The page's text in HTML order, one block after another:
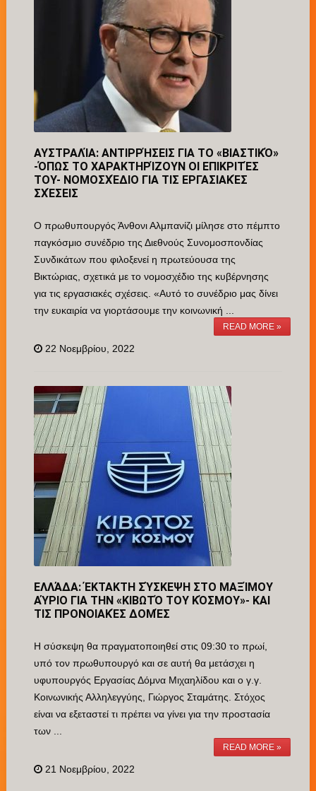
ΑΥΣΤΡΑΛΊΑ: ΑΝΤΙΡΡΉΣΕΙΣ ΓΙΑ ΤΟ «ΒΙΑΣΤΙΚΌ»
-ΌΠΩΣ ΤΟ ΧΑΡΑΚΤΗΡΊΖΟΥΝ ΟΙ ΕΠΙΚΡΙΤΈΣ
ΤΟΥ- ΝΟΜΟΣΧΈΔΙΟ ΓΙΑ ΤΙΣ ΕΡΓΑΣΙΑΚΈΣ
ΣΧΈΣΕΙΣ
Ο πρωθυπουργός Άνθονι Αλμπανίζι μίλησε στο πέμπτο
παγκόσμιο συνέδριο της Διεθνούς Συνομοσπονδίας
Συνδικάτων που φιλοξενεί η πρωτεύουσα της
Βικτώριας, σχετικά με το νομοσχέδιο της κυβέρνησης
για τις εργασιακές σχέσεις. «Αυτό το συνέδριο μας δίνει
την ευκαιρία να γιορτάσουμε την κοινωνική ...
READ MORE »
22 Νοεμβρίου, 2022
ΕΛΛΆΔΑ: ΈΚΤΑΚΤΗ ΣΎΣΚΕΨΗ ΣΤΟ ΜΑΞΊΜΟΥ
ΑΎΡΙΟ ΓΙΑ ΤΗΝ «ΚΙΒΩΤΌ ΤΟΥ ΚΌΣΜΟΥ»- ΚΑΙ
ΤΙΣ ΠΡΟΝΟΙΑΚΈΣ ΔΟΜΈΣ
Η σύσκεψη θα πραγματοποιηθεί στις 09:30 το πρωί,
υπό τον πρωθυπουργό και σε αυτή θα μετάσχει η
υφυπουργός Εργασίας Δόμνα Μιχαηλίδου και ο γ.γ.
Κοινωνικής Αλληλεγγύης, Γιώργος Σταμάτης. Στόχος
είναι να εξεταστεί τι πρέπει να γίνει για την προστασία
των ...
READ MORE »
21 Νοεμβρίου, 2022